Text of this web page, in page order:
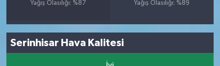
Yağış Olasılığı: %87
Yağış Olasılığı: %89
Serinhisar Hava Kalitesi